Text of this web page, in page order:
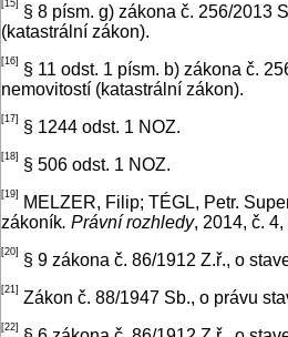
[15]
§ 8 písm. g) zákona č. 256/2013
(katastrální zákon).
[16]
§ 11 odst. 1 písm. b) zákona č.
nemovitostí (katastrální zá­kon).
[17] § 1244 odst. 1 NOZ.
[18] § 506 odst. 1 NOZ.
[19]
MELZER, Filip; TÉGL, Petr.
zákoník. Právní rozhledy, 2014, č. 4,
[20] § 9 zákona č. 86/1912 Z.ř., o
[21] Zákon č. 88/1947 Sb., o právu
[22]